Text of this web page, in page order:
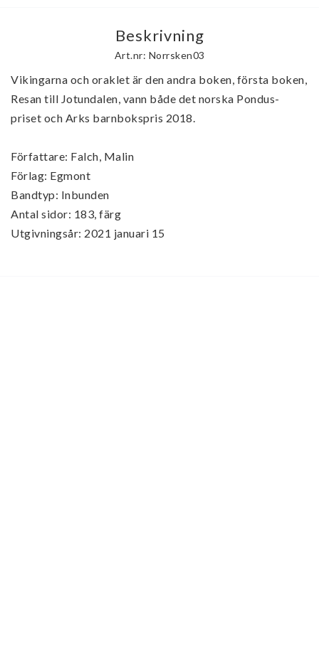
Beskrivning
Art.nr: Norrsken03
Vikingarna och oraklet är den andra boken, första boken,
Resan till Jotundalen, vann både det norska Pondus-
priset och Arks barnbokspris 2018.
Författare: Falch, Malin
Förlag: Egmont
Bandtyp: Inbunden
Antal sidor: 183, färg
Utgivningsår: 2021 januari 15